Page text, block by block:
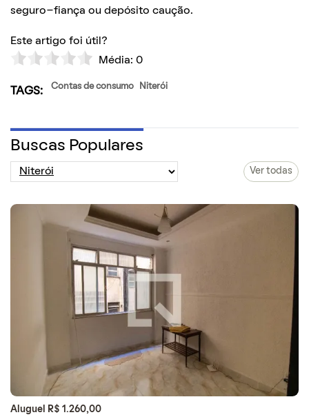
seguro-fiança ou depósito caução.
Este artigo foi útil?
Média: 0
TAGS: Contas de consumo Niterói
Buscas Populares
Ver todas
Aluguel R$ 1.260,00